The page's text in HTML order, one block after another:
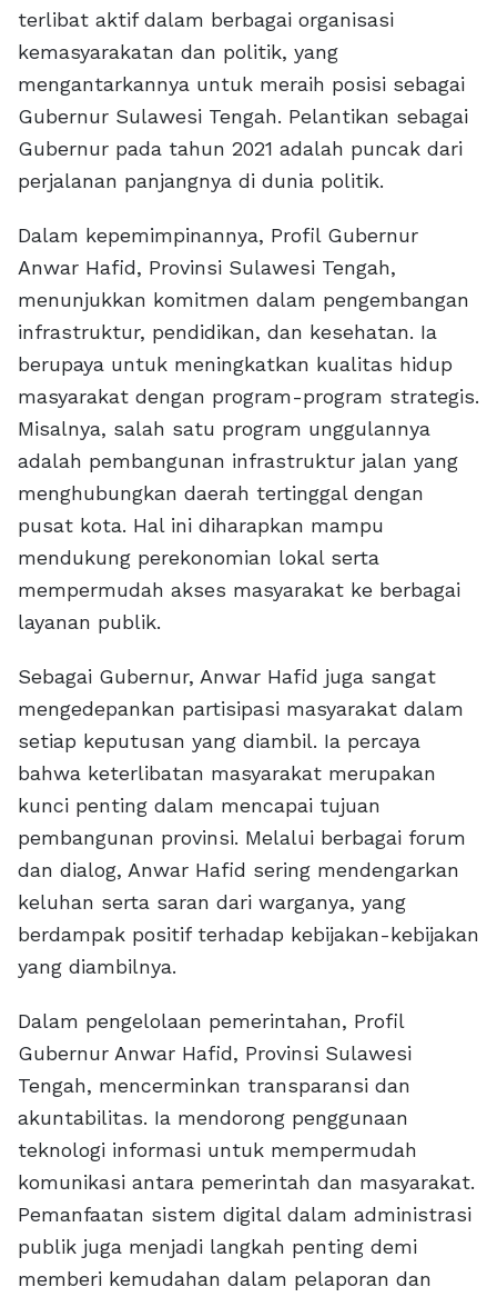
terlibat aktif dalam berbagai organisasi
kemasyarakatan dan politik, yang
mengantarkannya untuk meraih posisi sebagai
Gubernur Sulawesi Tengah. Pelantikan sebagai
Gubernur pada tahun 2021 adalah puncak dari
perjalanan panjangnya di dunia politik.
Dalam kepemimpinannya, Profil Gubernur
Anwar Hafid, Provinsi Sulawesi Tengah,
menunjukkan komitmen dalam pengembangan
infrastruktur, pendidikan, dan kesehatan. Ia
berupaya untuk meningkatkan kualitas hidup
masyarakat dengan program-program strategis.
Misalnya, salah satu program unggulannya
adalah pembangunan infrastruktur jalan yang
menghubungkan daerah tertinggal dengan
pusat kota. Hal ini diharapkan mampu
mendukung perekonomian lokal serta
mempermudah akses masyarakat ke berbagai
layanan publik.
Sebagai Gubernur, Anwar Hafid juga sangat
mengedepankan partisipasi masyarakat dalam
setiap keputusan yang diambil. Ia percaya
bahwa keterlibatan masyarakat merupakan
kunci penting dalam mencapai tujuan
pembangunan provinsi. Melalui berbagai forum
dan dialog, Anwar Hafid sering mendengarkan
keluhan serta saran dari warganya, yang
berdampak positif terhadap kebijakan-kebijakan
yang diambilnya.
Dalam pengelolaan pemerintahan, Profil
Gubernur Anwar Hafid, Provinsi Sulawesi
Tengah, mencerminkan transparansi dan
akuntabilitas. Ia mendorong penggunaan
teknologi informasi untuk mempermudah
komunikasi antara pemerintah dan masyarakat.
Pemanfaatan sistem digital dalam administrasi
publik juga menjadi langkah penting demi
memberi kemudahan dalam pelaporan dan